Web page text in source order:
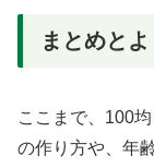
まとめと
ここまで、100
の作り方や、年